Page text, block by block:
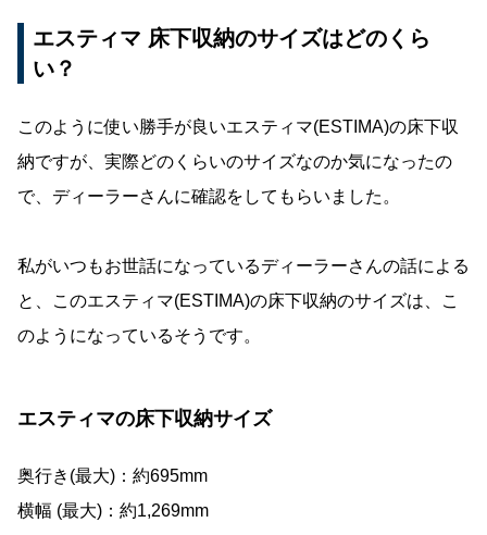
エスティマ 床下収納のサイズはどのくら
い？
このように使い勝手が良いエスティマ(ESTIMA)の床下収
納ですが、実際どのくらいのサイズなのか気になったの
で、ディーラーさんに確認をしてもらいました。
私がいつもお世話になっているディーラーさんの話による
と、このエスティマ(ESTIMA)の床下収納のサイズは、こ
のようになっているそうです。
エスティマの床下収納サイズ
奥行き(最大)：約695mm
横幅 (最大)：約1,269mm